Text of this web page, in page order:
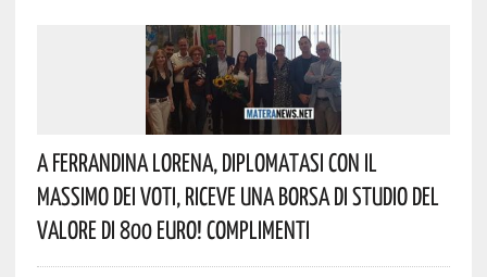
A Ferrandina Lorena, Diplomatasi Con Il
Massimo Dei Voti, Riceve Una Borsa Di Studio Del
Valore Di 800 Euro! Complimenti